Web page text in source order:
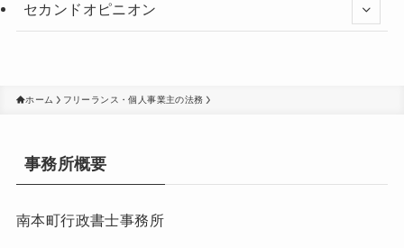
セカンドオピニオン
ホーム フリーランス・個人事業主の法務
事務所概要
南本町行政書士事務所